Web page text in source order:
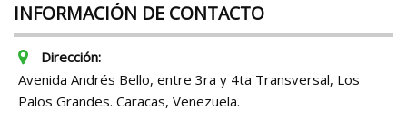
INFORMACIÓN DE CONTACTO
Dirección:
Avenida Andrés Bello, entre 3ra y 4ta Transversal, Los
Palos Grandes. Caracas, Venezuela.